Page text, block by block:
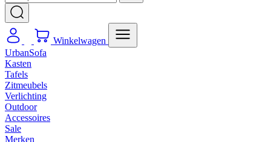
Winkelwagen
UrbanSofa
Kasten
Tafels
Zitmeubels
Verlichting
Outdoor
Accessoires
Sale
Merken